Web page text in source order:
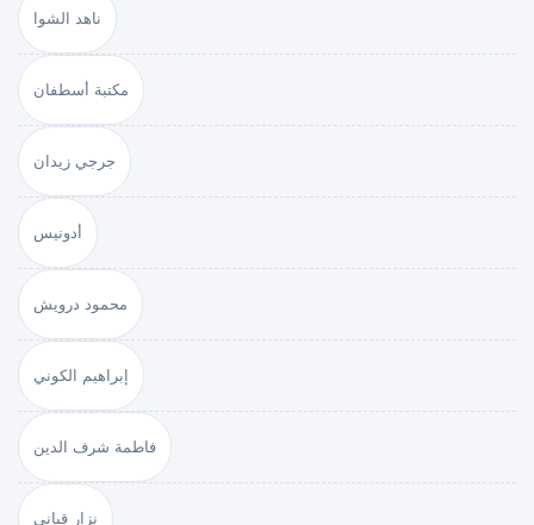
ناهد الشوا
مكتبة أسطفان
جرجي زيدان
أدونيس
محمود درويش
إبراهيم الكوني
فاطمة شرف الدين
نزار قباني